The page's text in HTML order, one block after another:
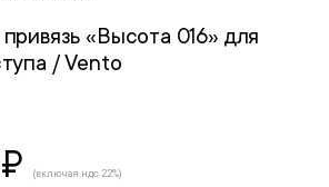
«Высота 016» для
/ Vento
₽ (включая ндс 22%)